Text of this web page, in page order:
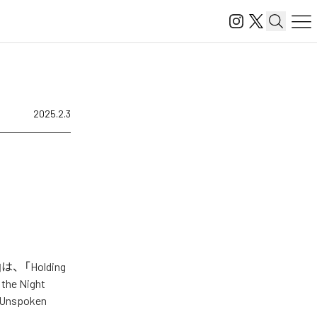
2025.2.3
、「Holding
the Night
Unspoken